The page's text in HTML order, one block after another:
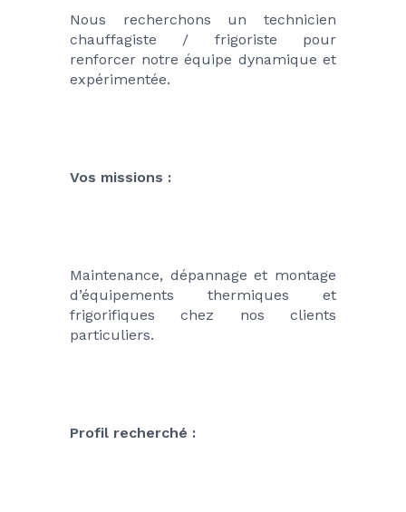
Nous recherchons un technicien
chauffagiste / frigoriste pour
renforcer notre équipe dynamique et
expérimentée.
Vos missions :
Maintenance, dépannage et montage
d’équipements thermiques et
frigorifiques chez nos clients
particuliers.
Profil recherché :